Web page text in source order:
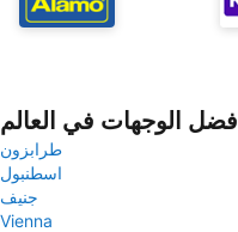
أفضل الوجهات في العالم
طرابزون
اسطنبول
جنيف
Vienna